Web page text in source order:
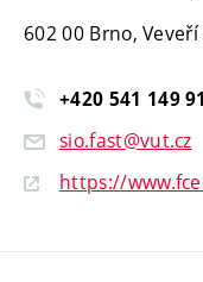
602 00 Brno,
+420 541 149
sio.fast@vut.cz
https://